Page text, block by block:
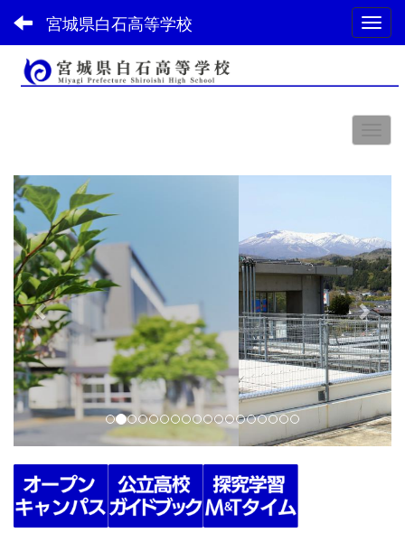
宮城県白石高等学校
p
r
e
v
i
o
u
s
x
t